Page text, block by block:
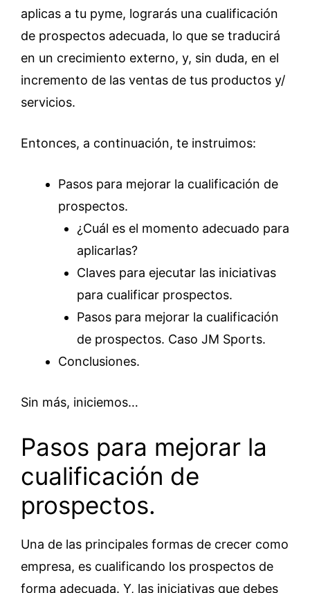
aplicas a tu pyme, lograrás una cualificación
de prospectos adecuada, lo que se traducirá
en un crecimiento externo, y, sin duda, en el
incremento de las ventas de tus productos y/
servicios.
Entonces, a continuación, te instruimos:
Pasos para mejorar la cualificación de
prospectos.
¿Cuál es el momento adecuado para
aplicarlas?
Claves para ejecutar las iniciativas
para cualificar prospectos.
Pasos para mejorar la cualificación
de prospectos. Caso JM Sports.
Conclusiones.
Sin más, iniciemos…
Pasos para mejorar la
cualificación de
prospectos.
Una de las principales formas de crecer como
empresa, es cualificando los prospectos de
forma adecuada. Y, las iniciativas que debes